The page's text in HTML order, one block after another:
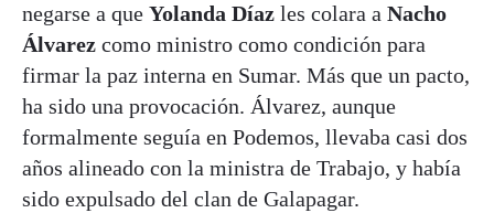
negarse a que Yolanda Díaz les colara a Nacho
Álvarez como ministro como condición para
firmar la paz interna en Sumar. Más que un pacto,
ha sido una provocación. Álvarez, aunque
formalmente seguía en Podemos, llevaba casi dos
años alineado con la ministra de Trabajo, y había
sido expulsado del clan de Galapagar.